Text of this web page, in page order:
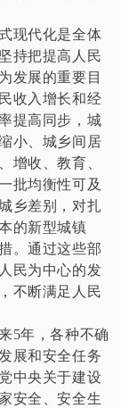
现代化是全体
持把提高人民
发展的重要目
收入增长和经
提高同步，城
小、城乡间居
增收、教育、
批均衡性可及
乡差别，对扎
的新型城镇
。通过这些部
民为中心的发
不断满足人民
5年，各种不确
展和安全任务
中央关于建设
安全、安全生